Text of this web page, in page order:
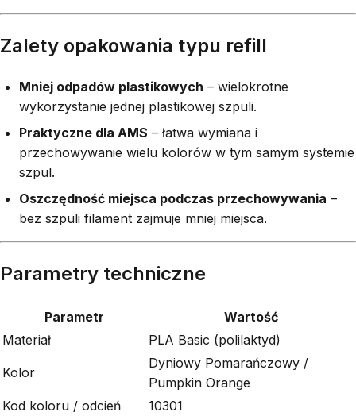
Zalety opakowania typu refill
Mniej odpadów plastikowych – wielokrotne
wykorzystanie jednej plastikowej szpuli.
Praktyczne dla AMS – łatwa wymiana i
przechowywanie wielu kolorów w tym samym systemie
szpul.
Oszczędność miejsca podczas przechowywania –
bez szpuli filament zajmuje mniej miejsca.
Parametry techniczne
Parametr
Wartość
Materiał
PLA Basic (polilaktyd)
Kolor
Dyniowy Pomarańczowy /
Pumpkin Orange
Kod koloru / odcień
10301